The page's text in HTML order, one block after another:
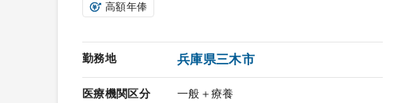
高額年俸
勤務地 兵庫県三木市
医療機関区分 一般＋療養